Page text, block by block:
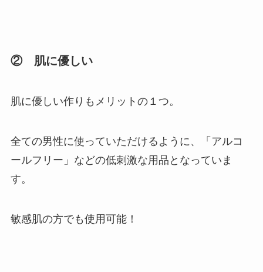
② 肌に優しい
肌に優しい作りもメリットの１つ。
全ての男性に使っていただけるように、「アルコ
ールフリー」などの低刺激な用品となっていま
す。
敏感肌の方でも使用可能！